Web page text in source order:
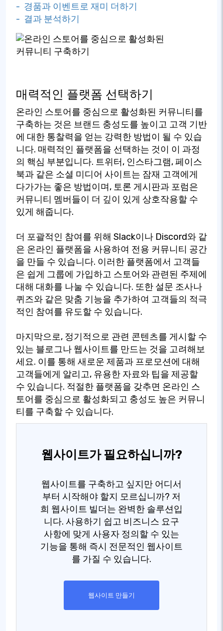
- 경품과 이벤트로 재미 더하기
- 결과 분석하기
매력적인 플랫폼 선택하기
온라인 스토어를 중심으로 활성화된 커뮤니티를
구축하는 것은 브랜드 충성도를 높이고 고객 기반
에 대한 통찰력을 얻는 강력한 방법이 될 수 있습
니다. 매력적인 플랫폼을 선택하는 것이 이 과정
의 핵심 부분입니다. 트위터, 인스타그램, 페이스
북과 같은 소셜 미디어 사이트는 잠재 고객에게
다가가는 좋은 방법이며, 토론 게시판과 포럼은
커뮤니티 멤버들이 더 깊이 있게 상호작용할 수
있게 해줍니다.
더 포괄적인 참여를 위해 Slack이나 Discord와 같
은 온라인 플랫폼을 사용하여 전용 커뮤니티 공간
을 만들 수 있습니다. 이러한 플랫폼에서 고객들
은 쉽게 그룹에 가입하고 스토어와 관련된 주제에
대해 대화를 나눌 수 있습니다. 또한 설문 조사나
퀴즈와 같은 맞춤 기능을 추가하여 고객들의 적극
적인 참여를 유도할 수 있습니다.
마지막으로, 정기적으로 관련 콘텐츠를 게시할 수
있는 블로그나 웹사이트를 만드는 것을 고려해보
세요. 이를 통해 새로운 제품과 프로모션에 대해
고객들에게 알리고, 유용한 자료와 팁을 제공할
수 있습니다. 적절한 플랫폼을 갖추면 온라인 스
토어를 중심으로 활성화되고 충성도 높은 커뮤니
티를 구축할 수 있습니다.
웹사이트가 필요하십니까?
웹사이트를 구축하고 싶지만 어디서
부터 시작해야 할지 모르십니까? 저
희 웹사이트 빌더는 완벽한 솔루션입
니다. 사용하기 쉽고 비즈니스 요구
사항에 맞게 사용자 정의할 수 있는
기능을 통해 즉시 전문적인 웹사이트
를 가질 수 있습니다.
웹사이트 만들기